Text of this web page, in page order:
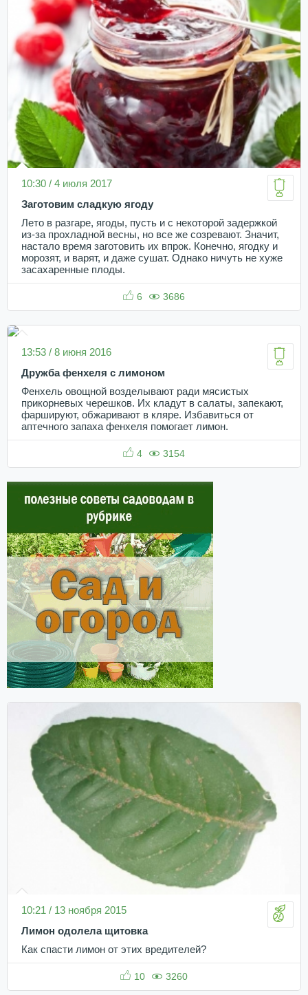
10:30 / 4 июля 2017
Заготовим сладкую ягоду
Лето в разгаре, ягоды, пусть и с некоторой задержкой
из-за прохладной весны, но все же созревают. Значит,
настало время заготовить их впрок. Конечно, ягодку и
морозят, и варят, и даже сушат. Однако ничуть не хуже
засахаренные плоды.
6 3686
13:53 / 8 июня 2016
Дружба фенхеля с лимоном
Фенхель овощной возделывают ради мясистых
прикорневых черешков. Их кладут в салаты, запекают,
фаршируют, обжаривают в кляре. Избавиться от
аптечного запаха фенхеля помогает лимон.
4 3154
10:21 / 13 ноября 2015
Лимон одолела щитовка
Как спасти лимон от этих вредителей?
10 3260